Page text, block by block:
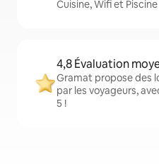
Cuisine, Wifi et Piscine
4,8 Évaluation
Gramat propose des
par les voyageurs,
5 !